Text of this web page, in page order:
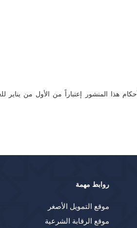
روابط مهمة
موقع التمويل الأصغر
موقع الرقابة الشرعية